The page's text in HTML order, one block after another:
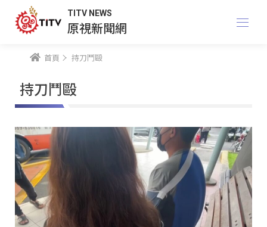
TITV NEWS
原視新聞網
首頁 持刀鬥毆
持刀鬥毆